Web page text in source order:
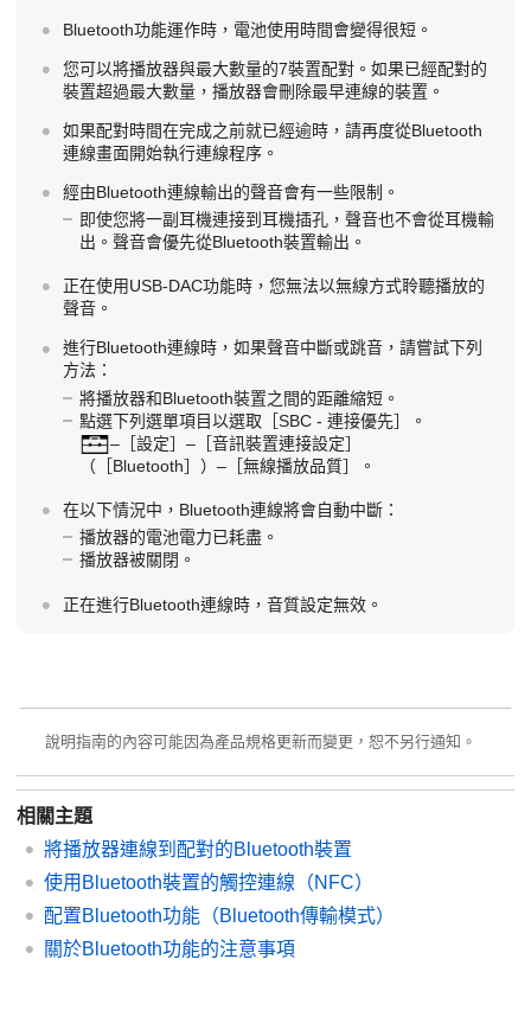
Bluetooth功能運作時，電池使用時間會變得很短。
您可以將播放器與最大數量的7裝置配對。如果已經配對的
裝置超過最大數量，播放器會刪除最早連線的裝置。
如果配對時間在完成之前就已經逾時，請再度從Bluetooth
連線畫面開始執行連線程序。
經由Bluetooth連線輸出的聲音會有一些限制。
即使您將一副耳機連接到耳機插孔，聲音也不會從耳機輸
出。聲音會優先從Bluetooth裝置輸出。
正在使用USB-DAC功能時，您無法以無線方式聆聽播放的
聲音。
進行Bluetooth連線時，如果聲音中斷或跳音，請嘗試下列
方法：
將播放器和Bluetooth裝置之間的距離縮短。
點選下列選單項目以選取［SBC - 連接優先］。
–［設定］–［音訊裝置連接設定］
（［Bluetooth］）–［無線播放品質］。
在以下情況中，Bluetooth連線將會自動中斷：
播放器的電池電力已耗盡。
播放器被關閉。
正在進行Bluetooth連線時，音質設定無效。
說明指南的內容可能因為產品規格更新而變更，恕不另行通知。
相關主題
將播放器連線到配對的Bluetooth裝置
使用Bluetooth裝置的觸控連線（NFC）
配置Bluetooth功能（Bluetooth傳輸模式）
關於Bluetooth功能的注意事項